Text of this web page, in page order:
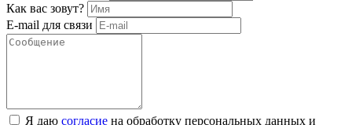
Как вас зовут?
E-mail для связи
Я даю согласие на обработку персональных данных и